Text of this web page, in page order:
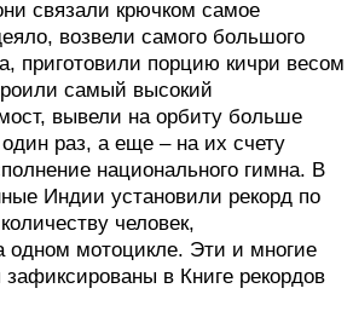
связали крючком самое
возвели самого большого
приготовили порцию кичри весом
самый высокий
вывели на орбиту больше
один раз, а еще – на их счету
национального гимна. В
Индии установили рекорд по
человек,
одном мотоцикле. Эти и многие
в Книге рекордов